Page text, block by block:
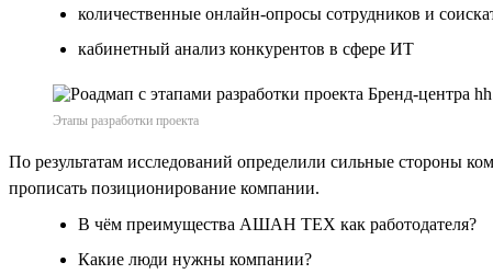
количественные онлайн-опросы сотрудников и
кабинетный анализ конкурентов в сфере ИТ
Этапы разработки проекта
По результатам исследований определили сильные стороны
прописать позиционирование компании.
В чём преимущества АШАН ТЕХ как работодателя?
Какие люди нужны компании?